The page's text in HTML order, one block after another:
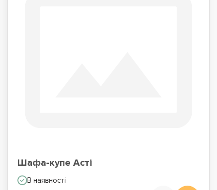
Шафа-купе Асті
В наявності